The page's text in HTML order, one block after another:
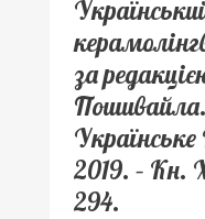
за
2019. – Кн.
294.